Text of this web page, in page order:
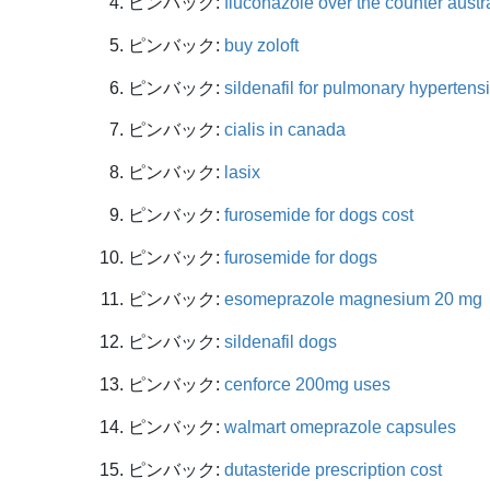
ピンバック: buy zoloft
ピンバック: sildenafil for pulmonary
ピンバック: cialis in canada
ピンバック: lasix
ピンバック: furosemide for dogs cost
ピンバック: furosemide for dogs
ピンバック: esomeprazole magnesium 20 mg
ピンバック: sildenafil dogs
ピンバック: cenforce 200mg uses
ピンバック: walmart omeprazole capsules
ピンバック: dutasteride prescription cost